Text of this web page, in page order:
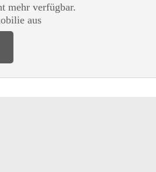
mehr verfügbar.
aus